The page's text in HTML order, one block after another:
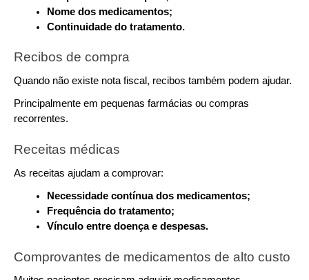
Nome dos medicamentos;
Continuidade do tratamento.
Recibos de compra
Quando não existe nota fiscal, recibos também podem ajudar.
Principalmente em pequenas farmácias ou compras
recorrentes.
Receitas médicas
As receitas ajudam a comprovar:
Necessidade contínua dos medicamentos;
Frequência do tratamento;
Vínculo entre doença e despesas.
Comprovantes de medicamentos de alto custo